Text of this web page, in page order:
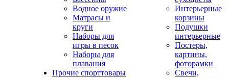
Водное оружие
Матрасы и
круги
Наборы для
игры в песок
Наборы для
плавания
Прочие спорттовары
Интерьерные
корзины
Подушки
интерьерные
Постеры,
картины,
фоторамки
Свечи,